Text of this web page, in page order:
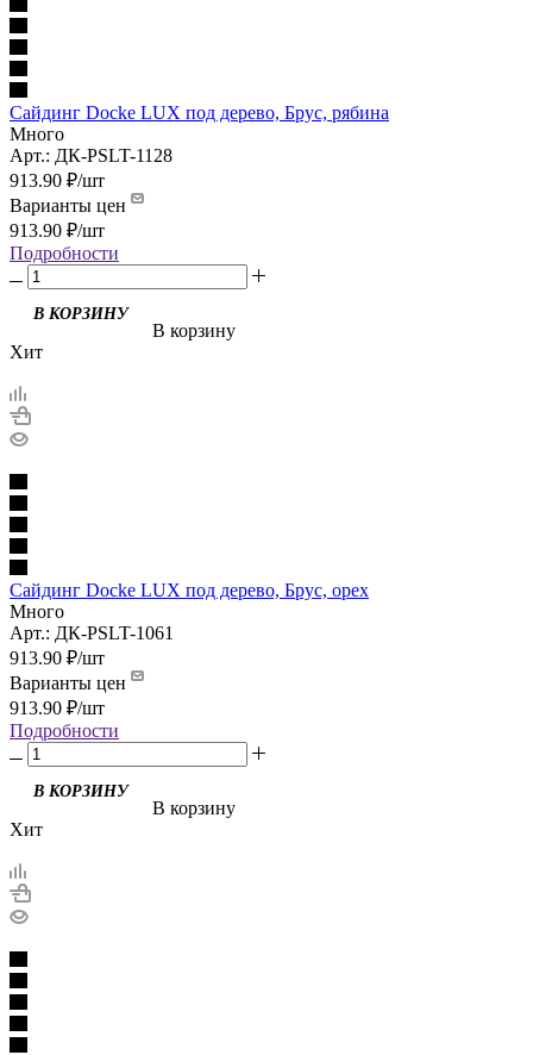
Сайдинг Docke LUX под дерево, Брус, рябина
Много
Арт.: ДК-PSLT-1128
913.90 ₽/шт
Варианты цен
913.90 ₽/шт
Подробности
В корзину
Хит
Сайдинг Docke LUX под дерево, Брус, орех
Много
Арт.: ДК-PSLT-1061
913.90 ₽/шт
Варианты цен
913.90 ₽/шт
Подробности
В корзину
Хит